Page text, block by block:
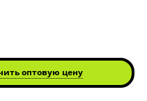
оптовую цену